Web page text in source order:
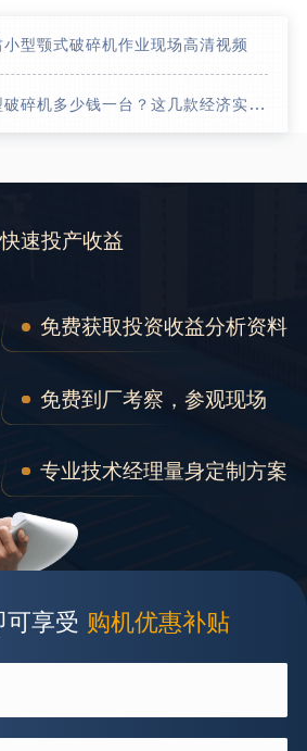
小型颚式破碎机作业现场高清视频
机多少钱一台？这几款经济实用型破碎机不知您可满意
速投产收益
免费获取投资收益分析资料
免费到厂考察，参观现场
专业技术经理量身定制方案
可享受 购机优惠补贴